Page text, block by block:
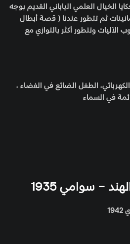
الخيال العلمي الياباني القديم بوجه
ثم تتطور عندنا ( قصة أبطال
الآليات وتتطور أكثر بالتوازي مع
الطفل الضائع في الفضاء ،
في السماء
– سوامي 1935